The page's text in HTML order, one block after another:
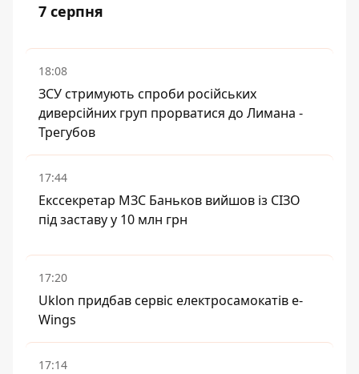
7 серпня
18:08
ЗСУ стримують спроби російських
диверсійних груп прорватися до Лимана -
Трегубов
17:44
Екссекретар МЗС Баньков вийшов із СІЗО
під заставу у 10 млн грн
17:20
Uklon придбав сервіс електросамокатів e-
Wings
17:14